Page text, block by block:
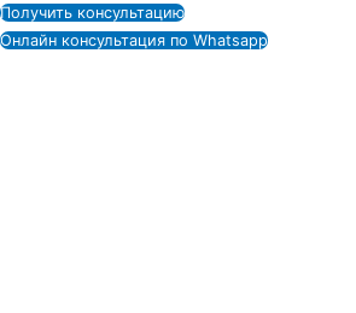
Получить консультацию
Онлайн консультация по Whatsapp